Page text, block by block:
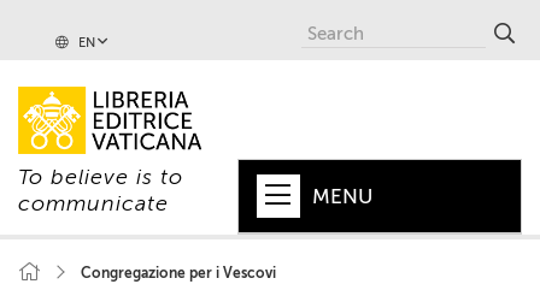
EN
To believe is to
communicate
MENU
Congregazione per i Vescovi